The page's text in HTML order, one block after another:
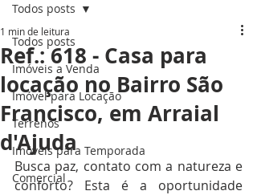
Todos posts
Imóveis a Venda
Imóvel para Locação
Terrenos
Imóveis para Temporada
Comercial
Todos posts
Ref.: 618 - Casa para
locação no Bairro São
Francisco, em Arraial
d'Ajuda
1 min de leitura
Busca paz, contato com a natureza e
conforto? Esta é a oportunidade